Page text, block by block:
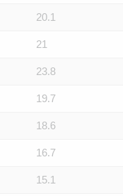
20.1
21
23.8
19.7
18.6
16.7
15.1